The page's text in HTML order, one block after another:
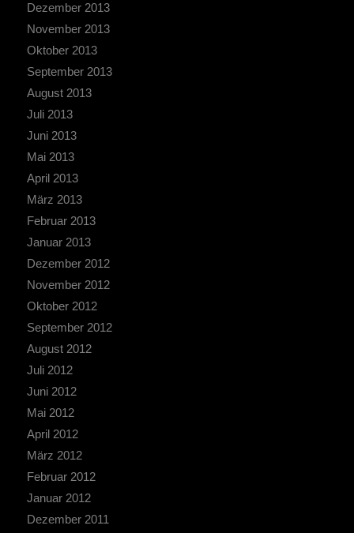
Dezember 2013
November 2013
Oktober 2013
September 2013
August 2013
Juli 2013
Juni 2013
Mai 2013
April 2013
März 2013
Februar 2013
Januar 2013
Dezember 2012
November 2012
Oktober 2012
September 2012
August 2012
Juli 2012
Juni 2012
Mai 2012
April 2012
März 2012
Februar 2012
Januar 2012
Dezember 2011